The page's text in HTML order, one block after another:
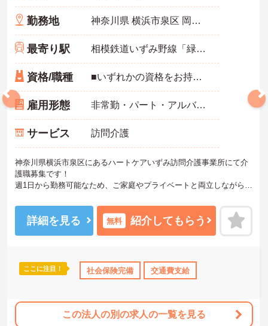
賞与あり 社会保険完備 退職金制度あり
勤務地 神奈川県 横浜市泉区 岡津町246‐1
最寄り駅 相模鉄道いずみ野線「緑園都市駅」バス・車4分
資格/職種 ■いずれかの資格をお持ちの方
雇用形態 非常勤・パート・アルバイト
サービス 訪問介護
神奈川県横浜市泉区にあるハートケアいずみ訪問介護事業所にて介
護職募集です！
週1日から勤務可能なため、ご家庭やプライベートと両立しながら無
めての方やブランクのある方も安心してスタートできます。
ご興味のある方には、面接対策ポイントなど、さらに詳細をご案内
しますのでお気軽にご相談ください！
詳細を見る 無料 紹介してもらう
ここに注目！ 社会保険完備 交通費支給
この法人の別の求人の一覧を見る